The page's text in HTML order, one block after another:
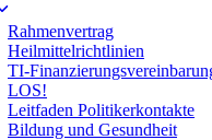
Rahmenvertrag
Heilmittelrichtlinien
TI-
LOS!
Leitfaden Politikerkontakte
Bildung und Gesundheit